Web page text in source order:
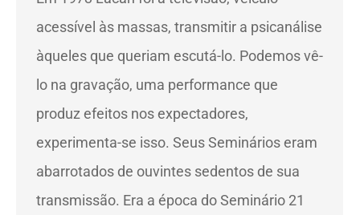
acessível às massas, transmitir a psicanálise
àqueles que queriam escutá-lo. Podemos vê-
lo na gravação, uma performance que
produz efeitos nos expectadores,
experimenta-se isso. Seus Seminários eram
abarrotados de ouvintes sedentos de sua
transmissão. Era a época do Seminário 21